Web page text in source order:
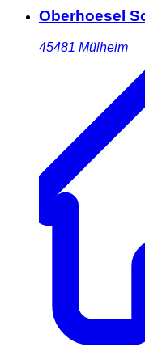
Oberhoesel
45481 Mülheim